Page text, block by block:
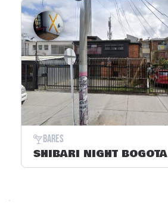
Bares
SHIBARI NIGHT BOGOTA